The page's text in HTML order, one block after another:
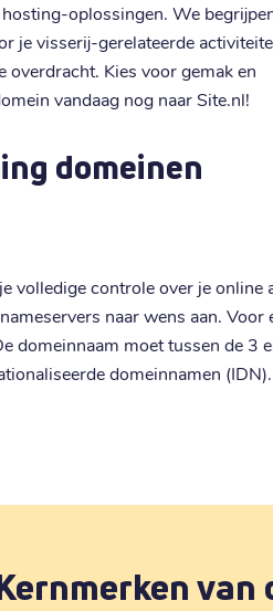
oplossingen. We
je visserij-gerelateerde
overdracht. Kies voor gemak en
vandaag nog naar Site.nl!
domeinen
volledige controle over je online
naar wens aan. Voor
domeinnaam moet tussen de 3
domeinnamen
van